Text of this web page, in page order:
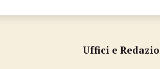
Uffici e